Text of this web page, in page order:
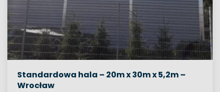
Standardowa hala – 20m x 30m x 5,2m –
Wrocław